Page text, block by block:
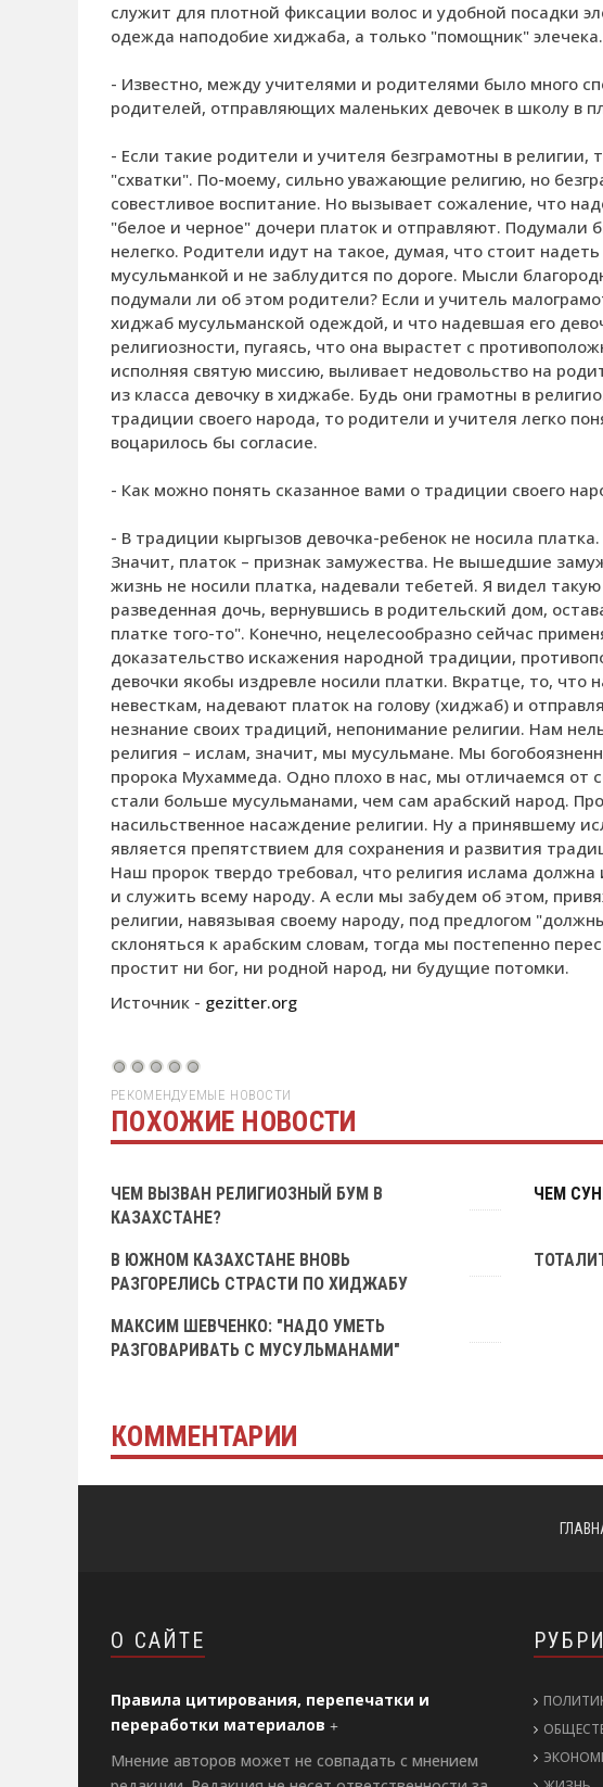
служит для плотной фиксации волос и удобной посадки
одежда наподобие хиджаба, а только "помощник" элечека.
- Известно, между учителями и родителями было много
родителей, отправляющих маленьких девочек в школу в
- Если такие родители и учителя безграмотны в религии,
"схватки". По-моему, сильно уважающие религию, но
совестливое воспитание. Но вызывает сожаление, что
"белое и черное" дочери платок и отправляют. Подумали
нелегко. Родители идут на такое, думая, что стоит надеть
мусульманкой и не заблудится по дороге. Мысли
подумали ли об этом родители? Если и учитель
хиджаб мусульманской одеждой, и что надевшая его
религиозности, пугаясь, что она вырастет с
исполняя святую миссию, выливает недовольство на
из класса девочку в хиджабе. Будь они грамотны в
традиции своего народа, то родители и учителя легко
воцарилось бы согласие.
- Как можно понять сказанное вами о традиции своего
- В традиции кыргызов девочка-ребенок не носила
Значит, платок – признак замужества. Не вышедшие
жизнь не носили платка, надевали тебетей. Я видел
разведенная дочь, вернувшись в родительский дом,
платке того-то". Конечно, нецелесообразно сейчас
доказательство искажения народной традиции,
девочки якобы издревле носили платки. Вкратце, то,
невесткам, надевают платок на голову (хиджаб) и
незнание своих традиций, непонимание религии. Нам
религия – ислам, значит, мы мусульмане. Мы
пророка Мухаммеда. Одно плохо в нас, мы отличаемся от
стали больше мусульманами, чем сам арабский народ.
насильственное насаждение религии. Ну а принявшему
является препятствием для сохранения и развития
Наш пророк твердо требовал, что религия ислама
и служить всему народу. А если мы забудем об этом,
религии, навязывая своему народу, под предлогом
склоняться к арабским словам, тогда мы постепенно
простит ни бог, ни родной народ, ни будущие потомки.
Источник - gezitter.org
РЕКОМЕНДУЕМЫЕ НОВОСТИ
ПОХОЖИЕ НОВОСТИ
ЧЕМ ВЫЗВАН РЕЛИГИОЗНЫЙ БУМ В
КАЗАХСТАНЕ?
ЧЕМ
В ЮЖНОМ КАЗАХСТАНЕ ВНОВЬ
РАЗГОРЕЛИСЬ СТРАСТИ ПО ХИДЖАБУ
МАКСИМ ШЕВЧЕНКО: "НАДО УМЕТЬ
РАЗГОВАРИВАТЬ С МУСУЛЬМАНАМИ"
КОММЕНТАРИИ
О САЙТЕ
Правила цитирования, перепечатки и
переработки материалов
Мнение авторов может не совпадать с мнением